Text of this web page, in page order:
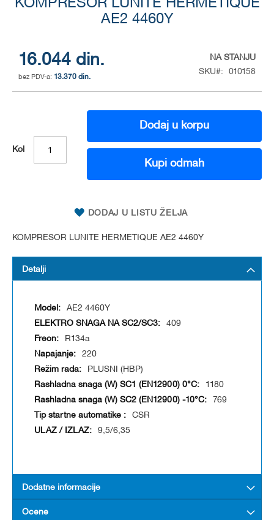
KOMPRESOR LUNITE HERMETIQUE
AE2 4460Y
16.044 din.
13.370 din.
NA STANJU
SKU
010158
Kol
Dodaj u korpu
Kupi odmah
DODAJ U LISTU ŽELJA
KOMPRESOR LUNITE HERMETIQUE AE2 4460Y
the
images
gallery
Detalji
AE2 4460Y
409
R134a
220
PLUSNI (HBP)
1180
769
CSR
9,5/6,35
Dodatne informacije
Ocene